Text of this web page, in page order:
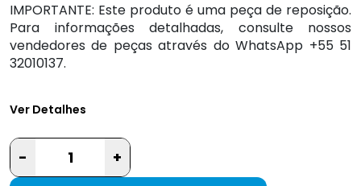
IMPORTANTE: Este produto é uma peça de reposição.
Para informações detalhadas, consulte nossos
vendedores de peças através do WhatsApp +55 51
32010137.
Ver Detalhes
- +